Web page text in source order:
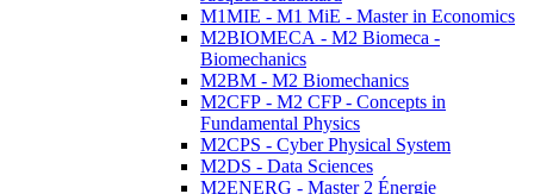
M1MIE - M1 MiE - Master in Economics
M2BIOMECA - M2 Biomeca -
Biomechanics
M2BM - M2 Biomechanics
M2CFP - M2 CFP - Concepts in
Fundamental Physics
M2CPS - Cyber Physical System
M2DS - Data Sciences
M2ENERG - Master 2 Énergie